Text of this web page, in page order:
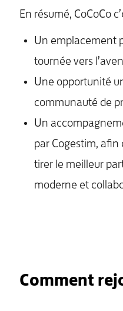
En résumé, CoCoCo
Un emplacement
tournée vers
Une opportunité
communauté de
Un
par Cogestim, afin
tirer le meilleur
moderne et
Comment